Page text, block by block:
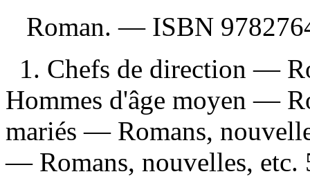
Roman. — ISBN
1. Chefs de direction —
Hommes d'âge moyen —
mariés — Romans,
— Romans, nouvelles,